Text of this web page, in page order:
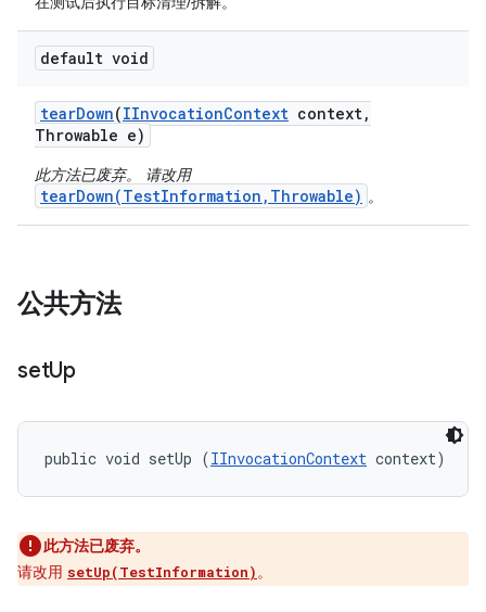
default void
tearDown(IInvocationContext context,
Throwable e)
此方法已废弃。 请改用
tearDown(TestInformation,Throwable) 。
公共方法
setUp
public void setUp (IInvocationContext context)
此方法已废弃。
请改用 setUp(TestInformation)。